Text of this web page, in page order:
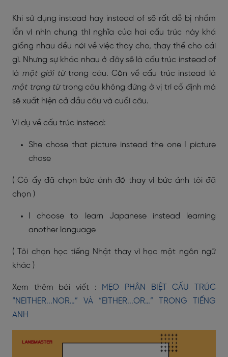
Khi sử dụng instead hay instead of sẽ rất dễ bị nhầm
lẫn vì nhìn chung thì nghĩa của hai cấu trúc này khá
giống nhau đều nói về việc thay cho, thay thế cho cái
gì. Nhưng sự khác nhau ở đây sẽ là cấu trúc instead of
là một giới từtrong câu. Còn về cấu trúc instead là
một trạng từtrong câu không đứng ở vị trí cố định mà
sẽ xuất hiện cả đầu câu và cuối câu.
Ví dụ về cấu trúc instead:
She chose that picture instead the one I picture
chose
( Cô ấy đã chọn bức ảnh đó thay vì bức ảnh tôi đã
chọn )
I choose to learn Japanese instead learning
another language
( Tôi chọn học tiếng Nhật thay vì học một ngôn ngữ
khác )
Xem thêm bài viết : MẸO PHÂN BIỆT CẤU TRÚC
“NEITHER...NOR…” VÀ “EITHER...OR…” TRONG TIẾNG
ANH